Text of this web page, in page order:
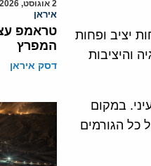
יציב ופחות
והיציבות
במקום
כל הגורמים
2 אוגוסט, 2026
איראן
טראמפ
המפרץ
דסק איראן